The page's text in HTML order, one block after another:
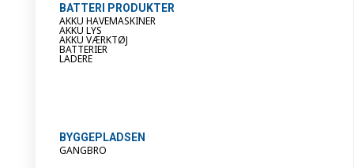
BATTERI PRODUKTER
AKKU HAVEMASKINER
AKKU LYS
AKKU VÆRKTØJ
BATTERIER
LADERE
BYGGEPLADSEN
GANGBRO